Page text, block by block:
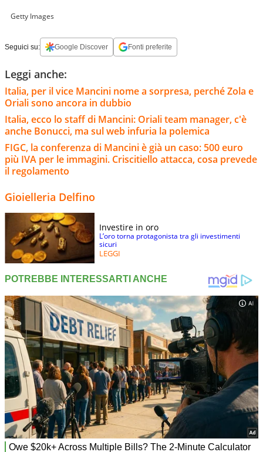
Getty Images
Seguici su: Google Discover Fonti preferite
Leggi anche:
Italia, per il vice Mancini nome a sorpresa, perché Zola e
Oriali sono ancora in dubbio
Italia, ecco lo staff di Mancini: Oriali team manager, c'è
anche Bonucci, ma sul web infuria la polemica
FIGC, la conferenza di Mancini è già un caso: 500 euro
più IVA per le immagini. Criscitiello attacca, cosa prevede
il regolamento
Gioielleria Delfino
Investire in oro
L’oro torna protagonista tra gli investimenti
sicuri
LEGGI